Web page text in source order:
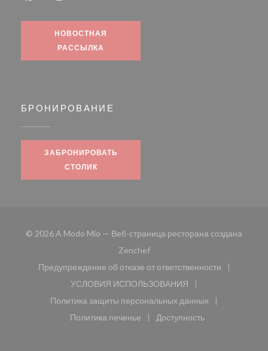
НОВОСТНАЯ
РАССЫЛКА
БРОНИРОВАНИЕ
ЗАБРОНИРОВАТЬ
СТОЛИК
© 2026 A Modo Mio — Веб-страница ресторана создана
Zenchef((открывается в новом окне))
Предупреждение об отказе от ответственности
((открывается в новом окне))
УСЛОВИЯ ИСПОЛЬЗОВАНИЯ
((открывается в новом окне))
Политика защиты персональных данных
((открывается в новом окне))
Политика печенье
((открывается в новом окне))
Доступность